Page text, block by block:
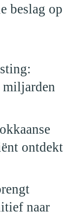
beslag op
miljarden
ontdekt
naar